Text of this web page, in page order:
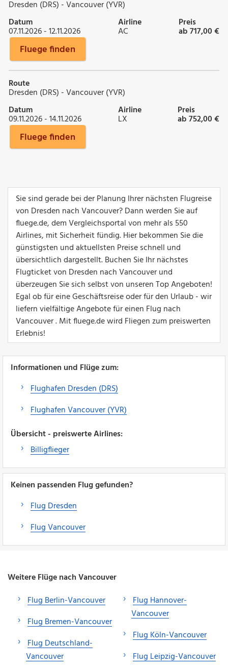
Dresden (DRS) - Vancouver (YVR)
Datum
07.11.2026 - 12.11.2026
Airline
AC
Preis
ab 717,00 €
Fluege finden
Route
Dresden (DRS) - Vancouver (YVR)
Datum
09.11.2026 - 14.11.2026
Airline
LX
Preis
ab 752,00 €
Fluege finden
Sie sind gerade bei der Planung Ihrer nächsten Flugreise
von Dresden nach Vancouver? Dann werden Sie auf
fluege.de, dem Vergleichsportal von mehr als 550
Airlines, mit Sicherheit fündig. Hier bekommen Sie die
günstigsten und aktuellsten Preise schnell und
übersichtlich dargestellt. Buchen Sie Ihr nächstes
Flugticket von Dresden nach Vancouver und
überzeugen Sie sich selbst von unseren Top Angeboten!
Egal ob für eine Geschäftsreise oder für den Urlaub - wir
liefern vielfältige Angebote für einen Flug nach
Vancouver . Mit fluege.de wird Fliegen zum preiswerten
Erlebnis!
Informationen und Flüge zum:
Flughafen Dresden (DRS)
Flughafen Vancouver (YVR)
Übersicht - preiswerte Airlines:
Billigflieger
Keinen passenden Flug gefunden?
Flug Dresden
Flug Vancouver
Weitere Flüge nach Vancouver
Flug Berlin-Vancouver
Flug Bremen-Vancouver
Flug Deutschland-
Vancouver
Flug Hannover-
Vancouver
Flug Köln-Vancouver
Flug Leipzig-Vancouver